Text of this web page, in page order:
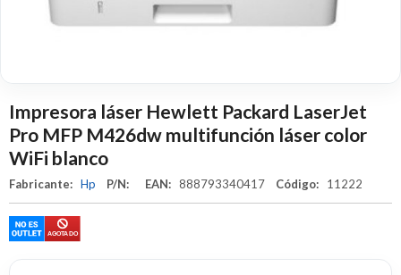
Impresora láser Hewlett Packard LaserJet
Pro MFP M426dw multifunción láser color
WiFi blanco
Fabricante: Hp P/N: EAN: 888793340417 Código: 11222